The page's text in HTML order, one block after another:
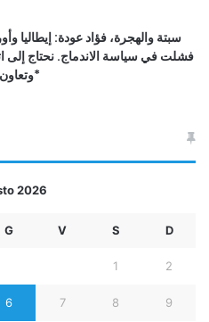
فشلت في سياسة الاندماج. نحتاج إلى
وتعاون بين الشعوب*
2026
G V S D
1 2
6 7 8 9